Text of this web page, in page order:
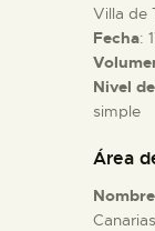
EL
Villa de
Fecha:
Nivel
simple
Área
Canarias